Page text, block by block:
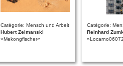
Catégorie: Mensch und Arbeit
Hubert Zelmanski
»Mekongfischer«
Catégorie:
Reinhard